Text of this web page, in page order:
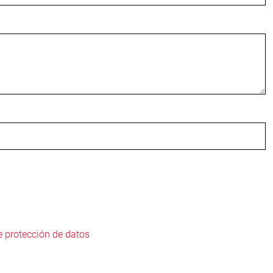
protección de datos